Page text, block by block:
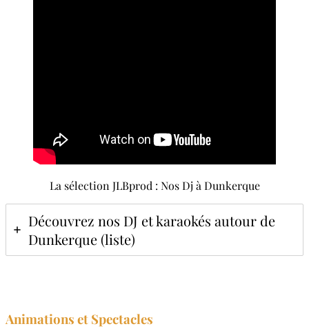
La sélection JLBprod : Nos Dj à Dunkerque
Découvrez nos DJ et karaokés autour de
Dunkerque (liste)
Animations et Spectacles